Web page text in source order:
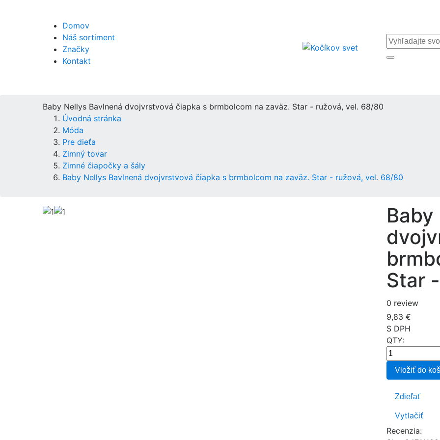
Domov
Náš sortiment
Značky
Kontakt
Baby Nellys Bavlnená dvojvrstvová čiapka s brmbolcom na zaväz. Star - ružová, vel. 68/80
Úvodná stránka
Móda
Pre dieťa
Zimný tovar
Zimné čiapočky a šály
Baby Nellys Bavlnená dvojvrstvová čiapka s brmbolcom na zaväz. Star - ružová, vel. 68/80
Star
0 review
9,83 €
S DPH
QTY:
Vložiť do
Zdieľať
Vytlačiť
Recenzia: